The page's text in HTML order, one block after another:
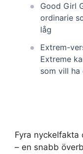
Good Girl
ordinarie
låg
Extrem-
Extreme
som vill
Fyra nyckelfakta
– en snabb